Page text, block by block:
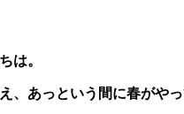
は。
、あっという間に春がやっ